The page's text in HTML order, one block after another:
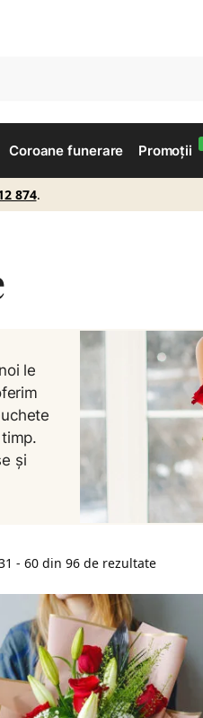
Coroane funerare Promoții
874.
le
și
- 60 din 96 de rezultate